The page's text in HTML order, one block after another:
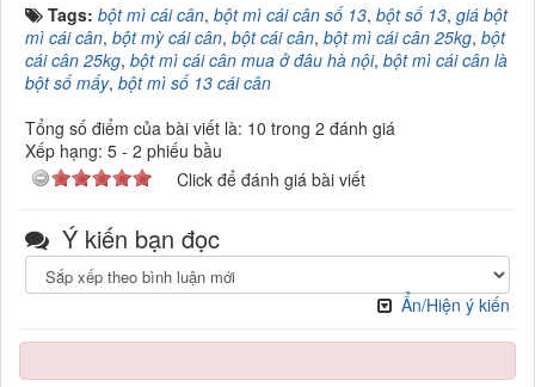
Tags: bột mì cái cân, bột mì cái cân số 13, bột số 13, giá bột
mì cái cân, bột mỳ cái cân, bột cái cân, bột mì cái cân 25kg, bột
cái cân 25kg, bột mì cái cân mua ở đâu hà nội, bột mì cái cân là
bột số mấy, bột mì số 13 cái cân
Tổng số điểm của bài viết là: 10 trong 2 đánh giá
Xếp hạng: 5 - 2 phiếu bầu
Click để đánh giá bài viết
Ý kiến bạn đọc
Ẩn/Hiện ý kiến